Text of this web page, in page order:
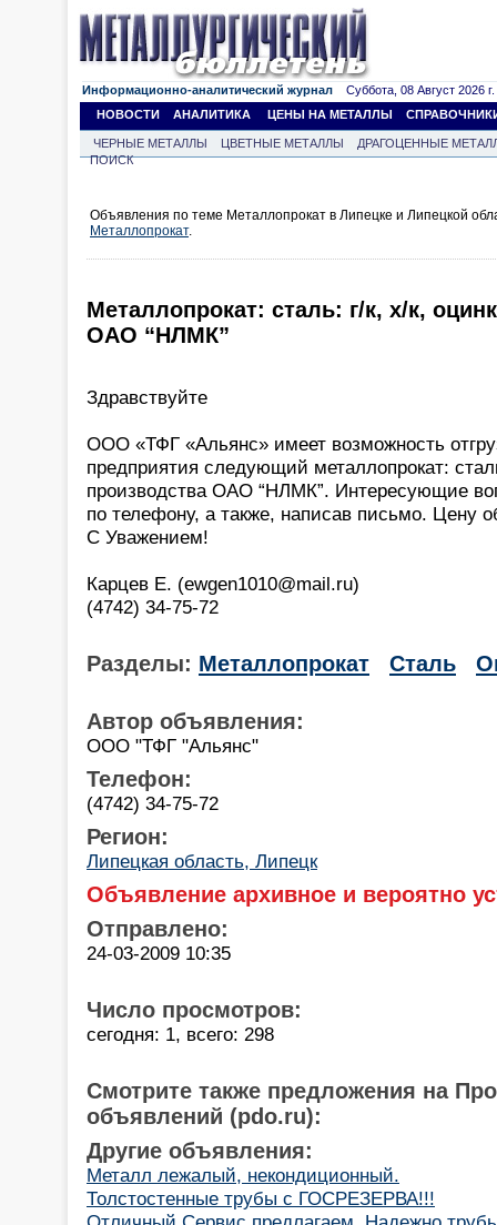
Информационно-аналитический журнал Суббота, 08 Август 2026 г.
НОВОСТИ
АНАЛИТИКА ЦЕНЫ НА МЕТАЛЛЫ
ЧЕРНЫЕ МЕТАЛЛЫ ЦВЕТНЫЕ МЕТАЛЛЫ
ДРАГОЦЕННЫЕ
ПОИСК
Объявления по теме Металлопрокат в Липецке и Липецкой
Металлопрокат.
Металлопрокат: сталь: г/к, х/к,
ОАО “НЛМК”
Здравствуйте
ООО «ТФГ «Альянс» имеет возможность
предприятия следующий металлопрокат:
производства ОАО “НЛМК”. Интересующие
по телефону, а также, написав письмо. Цену
С Уважением!
Карцев Е. (ewgen1010@mail.ru)
(4742) 34-75-72
Разделы: Металлопрокат Сталь
Автор объявления:
ООО "ТФГ "Альянс"
Телефон:
(4742) 34-75-72
Регион:
Липецкая область, Липецк
Объявление архивное и вероятно
Отправлено:
24-03-2009 10:35
Число просмотров:
сегодня: 1, всего: 298
Смотрите также предложения на
объявлений (pdo.ru):
Другие объявления:
Металл лежалый, некондиционный.
Толстостенные трубы с ГОСРЕЗЕРВА!!!